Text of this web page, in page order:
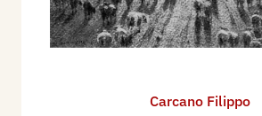
Carcano Filippo